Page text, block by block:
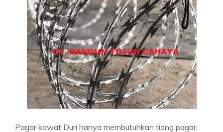
Pagar kawat Duri hanya membutuhkan tiang pagar,